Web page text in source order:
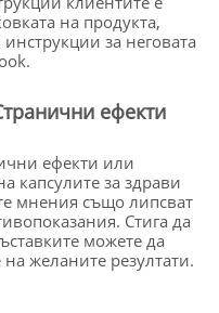
на продукта,
за неговата
ефекти
ефекти или
капсулите за здрави
мнения също липсват
Стига да
можете да
желаните резултати.